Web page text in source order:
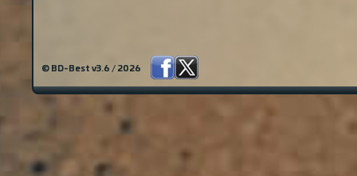
© BD-Best v3.6 / 2026